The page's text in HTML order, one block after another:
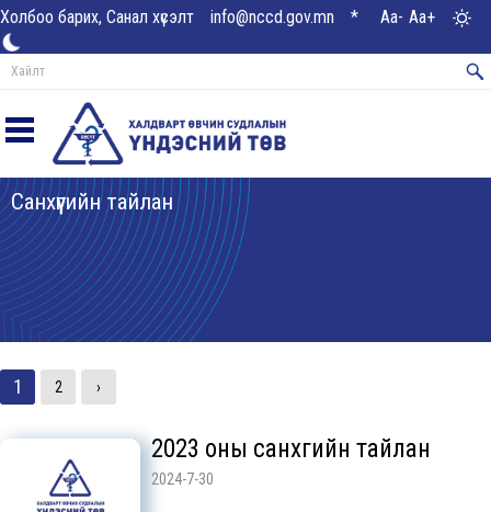
Холбоо барих, Санал хүсэлт info@nccd.gov.mn * Aa- Aa+
Санхүүгийн тайлан
1 2 ›
2023 оны санхүүгийн тайлан
2024-7-30